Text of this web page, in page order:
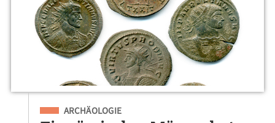
Eingeordnet unter
ARCHÄOLOGIE